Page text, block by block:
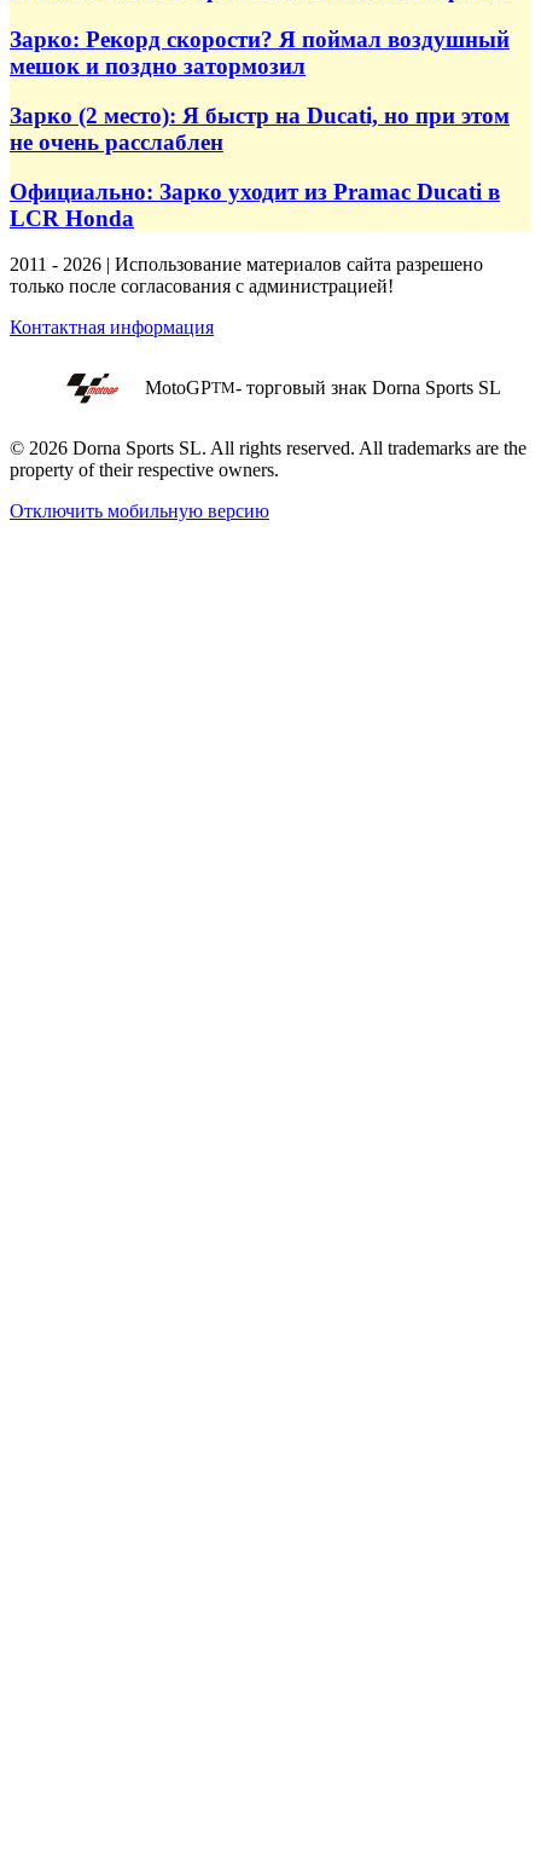
Зарко: Рекорд скорости? Я поймал воздушный
мешок и поздно затормозил
Зарко (2 место): Я быстр на Ducati, но при этом
не очень расслаблен
Официально: Зарко уходит из Pramac Ducati в
LCR Honda
2011 - 2026 | Использование материалов сайта разрешено
только после согласования с администрацией!
Контактная информация
MotoGPTM- торговый знак Dorna Sports SL
© 2026 Dorna Sports SL. All rights reserved. All trademarks are the
property of their respective owners.
Отключить мобильную версию